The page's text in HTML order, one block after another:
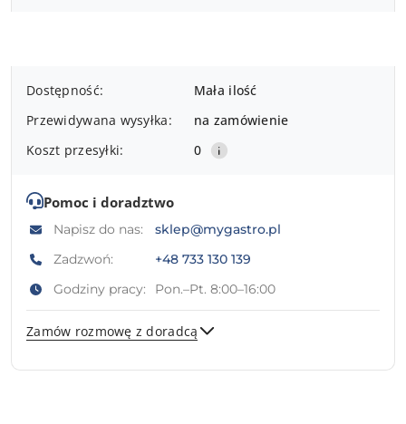
Dostępność
dostawa
Dostępność:
Mała ilość
Przewidywana wysyłka:
na zamówienie
Koszt przesyłki:
0
Pomoc i doradztwo
Napisz do nas:
sklep@mygastro.pl
Zadzwoń:
+48 733 130 139
Godziny pracy:
Pon.–Pt. 8:00–16:00
Zamów rozmowę z doradcą